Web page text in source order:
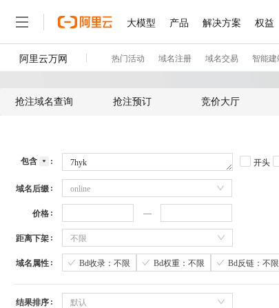
抢注域名查询 抢注预订 竞价大厅
包含 开头
域名后缀 online
价格
距离下架 不限
域名属性 Bd收录：不限 Bd权重：不限 Bd反链：不限
结果排序 默认